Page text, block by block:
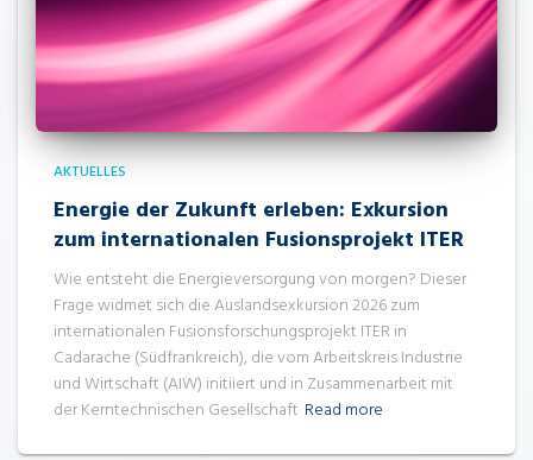
AKTUELLES
Energie der Zukunft erleben: Exkursion
zum internationalen Fusionsprojekt ITER
Wie entsteht die Energieversorgung von morgen? Dieser
Frage widmet sich die Auslandsexkursion 2026 zum
internationalen Fusionsforschungsprojekt ITER in
Cadarache (Südfrankreich), die vom Arbeitskreis Industrie
und Wirtschaft (AIW) initiiert und in Zusammenarbeit mit
der Kerntechnischen Gesellschaft Read more